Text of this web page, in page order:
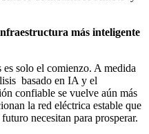
más inteligente
solo el comienzo. A medida
basado en IA y el
confiable se vuelve aún más
la red eléctrica estable que
necesitan para prosperar.